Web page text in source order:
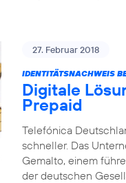
27. Februar 2018
IDENTITÄTSNACHWEIS
Digitale
Prepaid
Telefónica
schneller. Das
Gemalto, einem
der deutschen